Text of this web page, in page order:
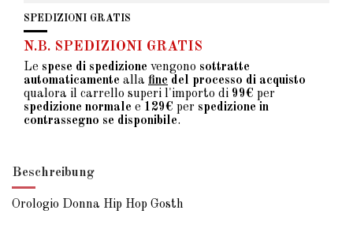
SPEDIZIONI GRATIS
N.B. SPEDIZIONI GRATIS
Le spese di spedizione vengono sottratte
automaticamente alla fine del processo di acquisto
qualora il carrello superi l'importo di 99€ per
spedizione normale e 129€ per spedizione in
contrassegno se disponibile.
Beschreibung
Orologio Donna Hip Hop Gosth